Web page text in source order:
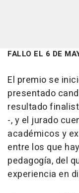
FALLO EL 6 DE
El premio se
presentado
resultado
-, y el jurado
académicos y
entre los que
pedagogía, del
experiencia en